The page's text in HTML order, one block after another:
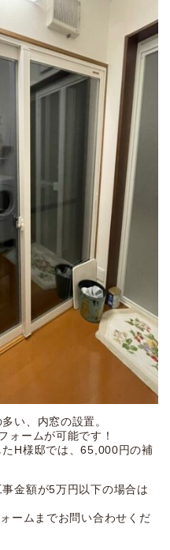
い、内窓の設置。
ォームが可能です！
H様邸では、65,000円の補
金額が5万円以下の場合は
ームまでお問い合わせくだ